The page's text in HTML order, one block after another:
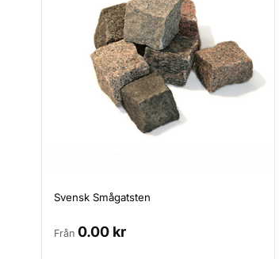
Svensk Smågatsten
Från 0.00 kr